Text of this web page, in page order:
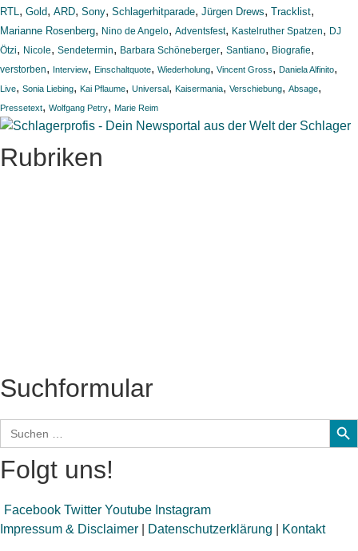
RTL, Gold, ARD, Sony, Schlagerhitparade, Jürgen Drews, Tracklist,
Marianne Rosenberg, Nino de Angelo, Adventsfest, Kastelruther Spatzen, DJ
Ötzi, Nicole, Sendetermin, Barbara Schöneberger, Santiano, Biografie,
verstorben, Interview, Einschaltquote, Wiederholung, Vincent Gross, Daniela Alfinito,
Live, Sonia Liebing, Kai Pflaume, Universal, Kaisermania, Verschiebung, Absage,
Pressetext, Wolfgang Petry, Marie Reim
Rubriken
Suchformular
Search
for:
Folgt uns!
Facebook Twitter Youtube Instagram
Impressum & Disclaimer
Datenschutzerklärung Kontakt